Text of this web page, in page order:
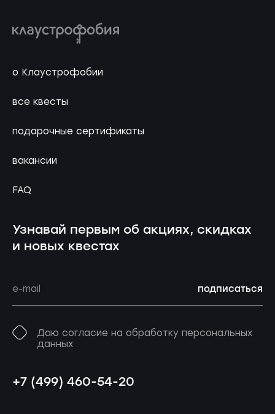
о Клаустрофобии
все квесты
подарочные сертификаты
вакансии
FAQ
Узнавай первым об акциях, скидках
и новых квестах
подписаться
Даю согласие на обработку персональных
данных
+7 (499) 460-54-20